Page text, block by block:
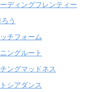
ディングフレンティー
う
チフォーム
ングルート
ングマッドネス
シアダンス